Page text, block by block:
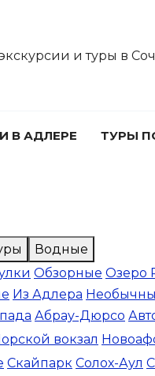
и туры в
В АДЛЕРЕ ТУРЫ
Водные
Обзорные Озеро
Из Адлера
Абрау-Дюрсо
вокзал
Скайпарк Солох-Аул